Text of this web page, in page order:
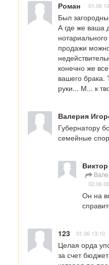
Роман 01.06
Был
А где же ваша
продажи
конечно же
вашего брака.
руки... М... к
Валерия
Губернатору
семейные
Виктор
02.06
Он на
123 01.06 13:10
Целая орда
за счет